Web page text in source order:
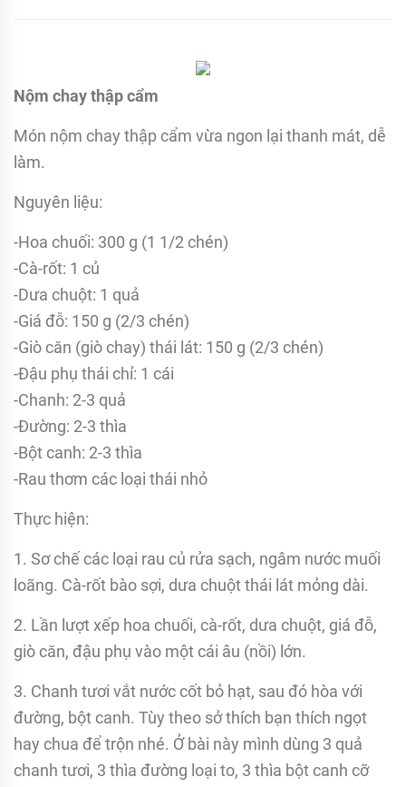
Nộm chay thập cẩm
Món nộm chay thập cẩm vừa ngon lại thanh mát, dễ
làm.
Nguyên liệu:
-Hoa chuối: 300 g (1 1/2 chén)
-Cà-rốt: 1 củ
-Dưa chuột: 1 quả
-Giá đỗ: 150 g (2/3 chén)
-Giò căn (giò chay) thái lát: 150 g (2/3 chén)
-Đậu phụ thái chỉ: 1 cái
-Chanh: 2-3 quả
-Đường: 2-3 thìa
-Bột canh: 2-3 thìa
-Rau thơm các loại thái nhỏ
Thực hiện:
1. Sơ chế các loại rau củ rửa sạch, ngâm nước muối
loãng. Cà-rốt bào sợi, dưa chuột thái lát mỏng dài.
2. Lần lượt xếp hoa chuối, cà-rốt, dưa chuột, giá đỗ,
giò căn, đậu phụ vào một cái âu (nồi) lớn.
3. Chanh tươi vắt nước cốt bỏ hạt, sau đó hòa với
đường, bột canh. Tùy theo sở thích bạn thích ngọt
hay chua để trộn nhé. Ở bài này mình dùng 3 quả
chanh tươi, 3 thìa đường loại to, 3 thìa bột canh cỡ